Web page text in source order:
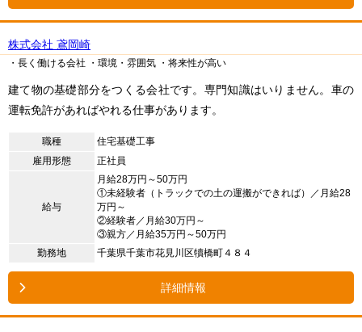
株式会社 鳶岡崎
・長く働ける会社 ・環境・雰囲気 ・将来性が高い
建て物の基礎部分をつくる会社です。専門知識はいりません。車の
運転免許があればやれる仕事があります。
職種
住宅基礎工事
雇用形態
正社員
給与
月給28万円～50万円
①未経験者（トラックでの土の運搬ができれば）／月給28
万円～
②経験者／月給30万円～
③親方／月給35万円～50万円
勤務地
千葉県千葉市花見川区犢橋町４８４
詳細情報